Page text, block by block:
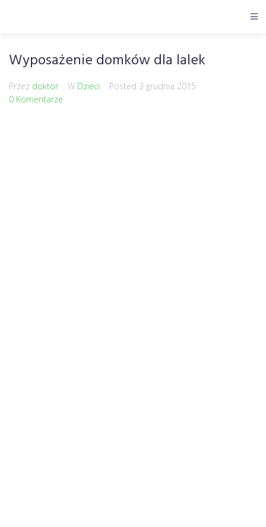
Wyposażenie domków dla lalek
Przez doktor W Dzieci Posted 3 grudnia 2015
0 Komentarze